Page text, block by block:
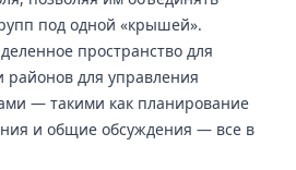
под одной «крышей».
пространство для
для управления
— такими как планирование
и общие обсуждения — все в